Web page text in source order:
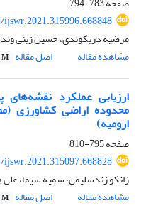
مرضیه دریکوندی، حسین زینی
مشاهده مقاله
اصل مقاله
ارزیابی عملکرد
محدوده اراضی کشاورزی
ارومیه)
صفحه795-810
زانکو زندسلیمی، سمیه سیما،
مشاهده مقاله
اصل مقاله